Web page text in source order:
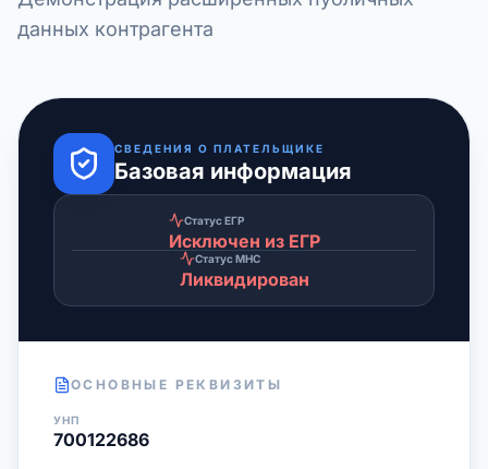
данных контрагента
СВЕДЕНИЯ О ПЛАТЕЛЬЩИКЕ
Базовая информация
Статус ЕГР
Исключен из ЕГР
Статус МНС
Ликвидирован
ОСНОВНЫЕ РЕКВИЗИТЫ
УНП
700122686